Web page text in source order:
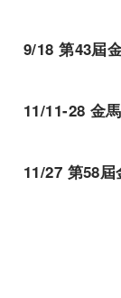
9/18 第43屆
11/11-28 金
11/27 第58